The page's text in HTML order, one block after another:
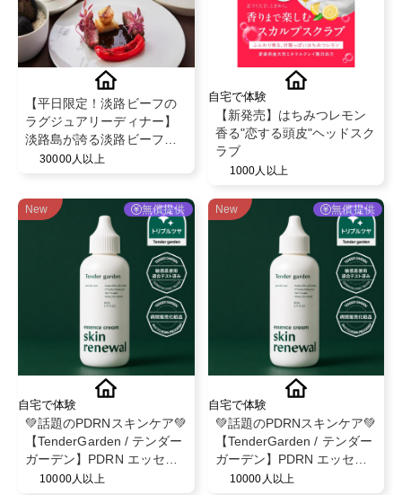
【平日限定！淡路ビーフの
ラグジュアリーディナー】
淡路島が誇る淡路ビーフの
デギュスタシオンコース2名
30000人以上
自宅で体験
【新発売】はちみつレモン
香る"恋する頭皮"ヘッドスク
ラブ
1000人以上
New 無償提供
自宅で体験
💚話題のPDRNスキンケア💚
【TenderGarden / テンダー
ガーデン】PDRN エッセン
スクリーム 80ml モニター募
10000人以上
New 無償提供
自宅で体験
💚話題のPDRNスキンケア💚
【TenderGarden / テンダー
ガーデン】PDRN エッセン
スクリーム 80ml モニター募
10000人以上